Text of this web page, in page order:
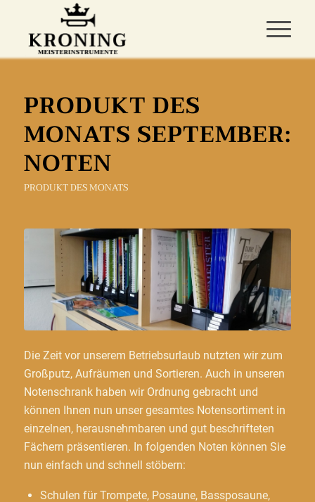
PRODUKT DES
MONATS SEPTEMBER:
NOTEN
PRODUKT DES MONATS
Die Zeit vor unserem Betriebsurlaub nutzten wir zum
Großputz, Aufräumen und Sortieren. Auch in unseren
Notenschrank haben wir Ordnung gebracht und
können Ihnen nun unser gesamtes Notensortiment in
einzelnen, herausnehmbaren und gut beschrifteten
Fächern präsentieren. In folgenden Noten können Sie
nun einfach und schnell stöbern:
Schulen für Trompete, Posaune, Bassposaune,